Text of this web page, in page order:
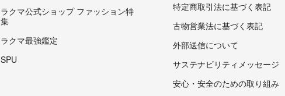
ラクマ公式ショップ ファッション特
集
ラクマ最強鑑定
SPU
特定商取引法に基づく表記
古物営業法に基づく表記
外部送信について
サステナビリティメッセージ
安心・安全のための取り組み